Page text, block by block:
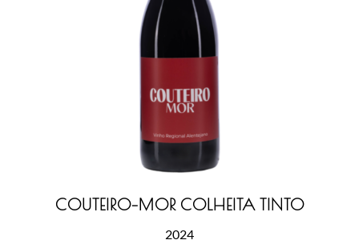
COUTEIRO-MOR COLHEITA TINTO
2024